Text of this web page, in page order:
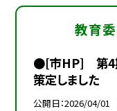
教育
●[市HP] 第4期
策定しました
公開日 2026/04/01